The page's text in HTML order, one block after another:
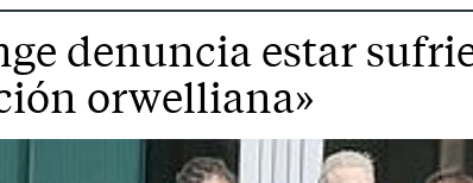
denuncia estar
orwelliana»